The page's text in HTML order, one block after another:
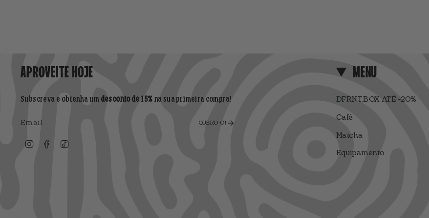
APROVEITE HOJE
Subscreva e obtenha um desconto de 15% na sua primeira compra!
QUERO-O!
InstagramFacebook
MENU
DFRNT.BOX ATÉ -20%
Café
Matcha
Equipamento